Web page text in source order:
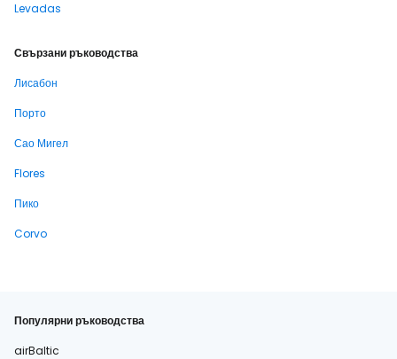
Levadas
Свързани ръководства
Лисабон
Порто
Сао Мигел
Flores
Пико
Corvo
Популярни ръководства
airBaltic